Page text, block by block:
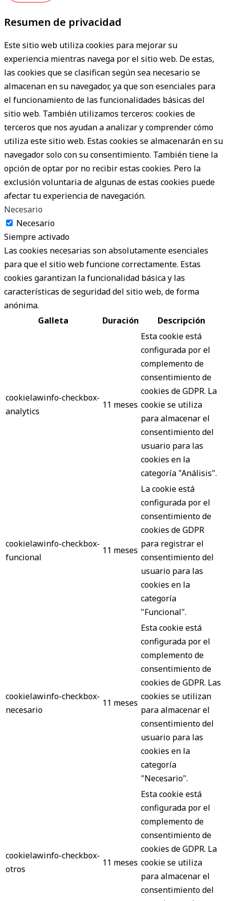
Resumen de privacidad
Este sitio web utiliza cookies para mejorar su
experiencia mientras navega por el sitio web. De estas,
las cookies que se clasifican según sea necesario se
almacenan en su navegador, ya que son esenciales para
el funcionamiento de las funcionalidades básicas del
sitio web. También utilizamos terceros: cookies de
terceros que nos ayudan a analizar y comprender cómo
utiliza este sitio web. Estas cookies se almacenarán en su
navegador solo con su consentimiento. También tiene la
opción de optar por no recibir estas cookies. Pero la
exclusión voluntaria de algunas de estas cookies puede
afectar tu experiencia de navegación.
Necesario
Necesario
Siempre activado
Las cookies necesarias son absolutamente esenciales
para que el sitio web funcione correctamente. Estas
cookies garantizan la funcionalidad básica y las
características de seguridad del sitio web, de forma
anónima.
Galleta
Duración Descripción
cookielawinfo-checkbox-
analytics
11 meses
Esta cookie está
configurada por el
complemento de
consentimiento de
cookies de GDPR. La
cookie se utiliza
para almacenar el
consentimiento del
usuario para las
cookies en la
categoría "Análisis".
cookielawinfo-checkbox-
funcional
11 meses
La cookie está
configurada por el
consentimiento de
cookies de GDPR
para registrar el
consentimiento del
usuario para las
cookies en la
categoría
"Funcional".
cookielawinfo-checkbox-
necesario
11 meses
Esta cookie está
configurada por el
complemento de
consentimiento de
cookies de GDPR. Las
cookies se utilizan
para almacenar el
consentimiento del
usuario para las
cookies en la
categoría
"Necesario".
cookielawinfo-checkbox-
otros
11 meses
Esta cookie está
configurada por el
complemento de
consentimiento de
cookies de GDPR. La
cookie se utiliza
para almacenar el
consentimiento del